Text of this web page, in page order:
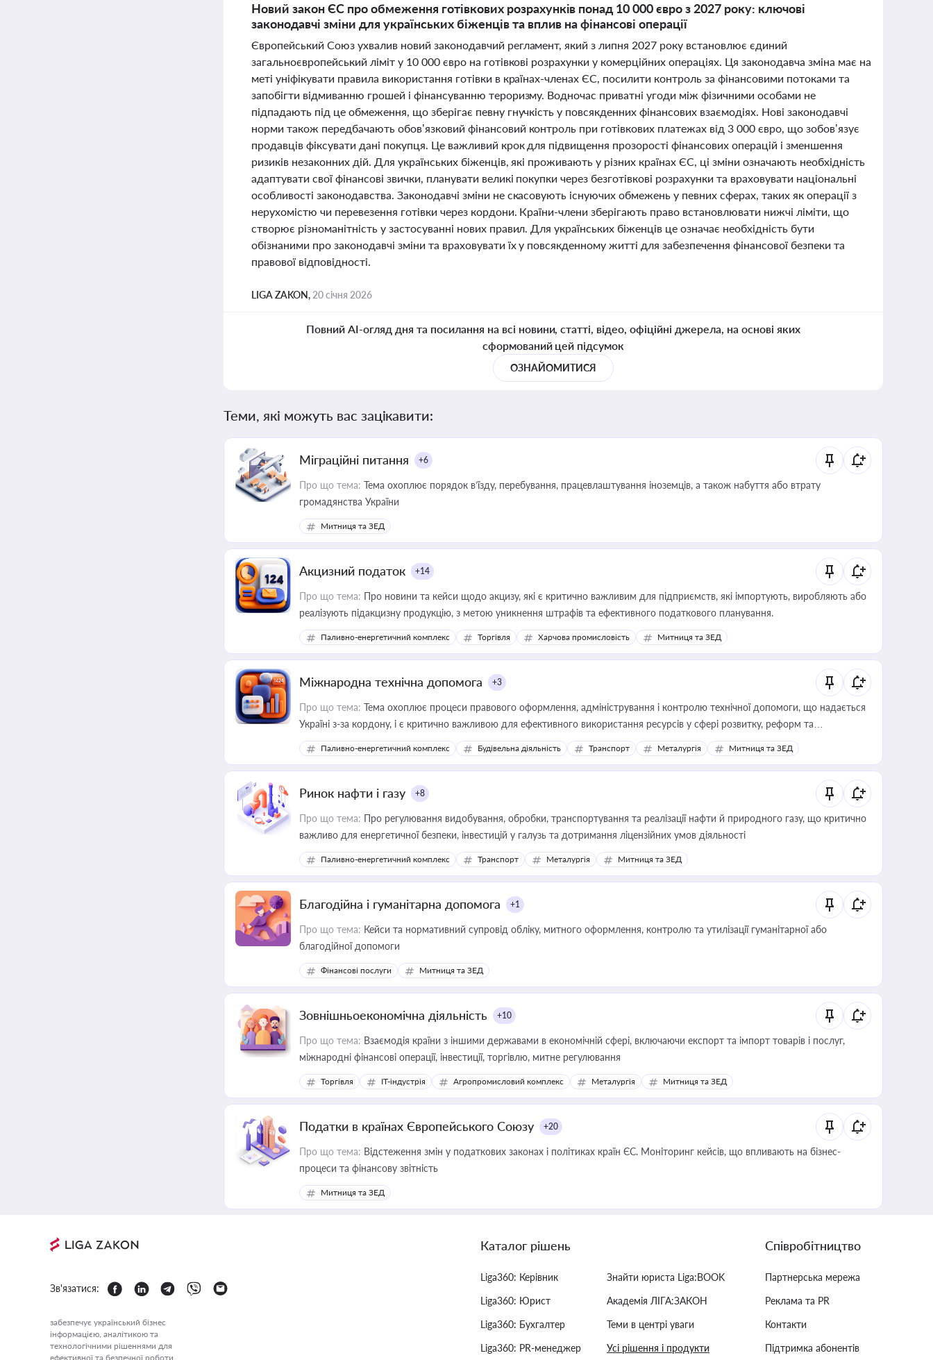
Новий закон ЄС про обмеження готівкових розрахунків понад 10 000 євро з 2027 року: ключові
законодавчі зміни для українських біженців та вплив на фінансові операції
Європейський Союз ухвалив новий законодавчий регламент, який з липня 2027 року встановлює єдиний
загальноєвропейський ліміт у 10 000 євро на готівкові розрахунки у комерційних операціях. Ця законодавча зміна має на
меті уніфікувати правила використання готівки в країнах-членах ЄС, посилити контроль за фінансовими потоками та
запобігти відмиванню грошей і фінансуванню тероризму. Водночас приватні угоди між фізичними особами не
підпадають під це обмеження, що зберігає певну гнучкість у повсякденних фінансових взаємодіях. Нові законодавчі
норми також передбачають обов’язковий фінансовий контроль при готівкових платежах від 3 000 євро, що зобов’язує
продавців фіксувати дані покупця. Це важливий крок для підвищення прозорості фінансових операцій і зменшення
ризиків незаконних дій. Для українських біженців, які проживають у різних країнах ЄС, ці зміни означають необхідність
адаптувати свої фінансові звички, планувати великі покупки через безготівкові розрахунки та враховувати національні
особливості законодавства. Законодавчі зміни не скасовують існуючих обмежень у певних сферах, таких як операції з
нерухомістю чи перевезення готівки через кордони. Країни-члени зберігають право встановлювати нижчі ліміти, що
створює різноманітність у застосуванні нових правил. Для українських біженців це означає необхідність бути
обізнаними про законодавчі зміни та враховувати їх у повсякденному житті для забезпечення фінансової безпеки та
правової відповідності.
LIGA ZAKON, 20 січня 2026
Повний AI-огляд дня та посилання на всі новини, статті, відео, офіційні джерела, на основі яких
сформований цей підсумок
ОЗНАЙОМИТИСЯ
Теми, які можуть вас зацікавити:
Міграційні питання +6
Про що тема: Тема охоплює порядок в’їзду, перебування, працевлаштування іноземців, а також набуття або втрату
громадянства України
Митниця та ЗЕД
Акцизний податок +14
Про що тема: Про новини та кейси щодо акцизу, які є критично важливим для підприємств, які імпортують, виробляють або
реалізують підакцизну продукцію, з метою уникнення штрафів та ефективного податкового планування.
Паливно-енергетичний комплекс Торгівля Харчова промисловість Митниця та ЗЕД
Міжнародна технічна допомога +3
Про що тема: Тема охоплює процеси правового оформлення, адміністрування і контролю технічної допомоги, що надається
Україні з-за кордону, і є критично важливою для ефективного використання ресурсів у сфері розвитку, реформ та
інфраструктурних проєктів
Паливно-енергетичний комплекс Будівельна діяльність Транспорт Металургія Митниця та ЗЕД
Ринок нафти і газу +8
Про що тема: Про регулювання видобування, обробки, транспортування та реалізації нафти й природного газу, що критично
важливо для енергетичної безпеки, інвестицій у галузь та дотримання ліцензійних умов діяльності
Паливно-енергетичний комплекс Транспорт Металургія Митниця та ЗЕД
Благодійна і гуманітарна допомога +1
Про що тема: Кейси та нормативний супровід обліку, митного оформлення, контролю та утилізації гуманітарної або
благодійної допомоги
Фінансові послуги Митниця та ЗЕД
Зовнішньоекономічна діяльність +10
Про що тема: Взаємодія країни з іншими державами в економічній сфері, включаючи експорт та імпорт товарів і послуг,
міжнародні фінансові операції, інвестиції, торгівлю, митне регулювання
Торгівля IT-індустрія Агропромисловий комплекс Металургія Митниця та ЗЕД
Податки в країнах Європейського Союзу +20
Про що тема: Відстеження змін у податкових законах і політиках країн ЄС. Моніторинг кейсів, що впливають на бізнес-
процеси та фінансову звітність
Митниця та ЗЕД
Зв'язатися:
забезпечує український бізнес
інформацією, аналітикою та
технологічними рішеннями для
ефективної та безпечної роботи.
Каталог рішень
Liga360: Керівник
Liga360: Юрист
Liga360: Бухгалтер
Liga360: PR-менеджер
Знайти юриста Liga:BOOK
Академія ЛІГА:ЗАКОН
Теми в центрі уваги
Усі рішення і продукти
Співробітництво
Партнерська мережа
Реклама та PR
Контакти
Підтримка абонентів